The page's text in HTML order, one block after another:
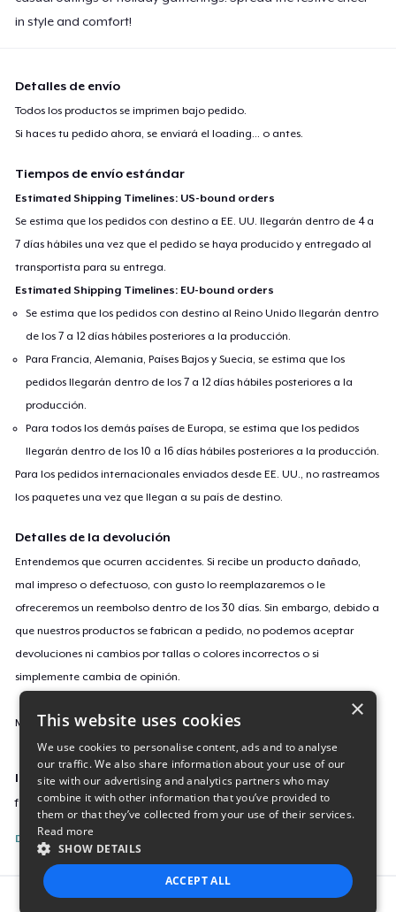
in style and comfort!
Detalles de envío
Todos los productos se imprimen bajo pedido.
Si haces tu pedido ahora, se enviará elloading... o antes.
Tiempos de envío estándar
Estimated Shipping Timelines: US-bound orders
Se estima que los pedidos con destino a EE. UU. llegarán dentro de 4 a
7 días hábiles una vez que el pedido se haya producido y entregado al
transportista para su entrega.
Estimated Shipping Timelines: EU-bound orders
Se estima que los pedidos con destino al Reino Unido llegarán dentro
de los 7 a 12 días hábiles posteriores a la producción.
Para Francia, Alemania, Países Bajos y Suecia, se estima que los
pedidos llegarán dentro de los 7 a 12 días hábiles posteriores a la
producción.
Para todos los demás países de Europa, se estima que los pedidos
llegarán dentro de los 10 a 16 días hábiles posteriores a la producción.
Para los pedidos internacionales enviados desde EE. UU., no rastreamos
los paquetes una vez que llegan a su país de destino.
Detalles de la devolución
Entendemos que ocurren accidentes. Si recibe un producto dañado,
mal impreso o defectuoso, con gusto lo reemplazaremos o le
ofreceremos un reembolso dentro de los 30 días. Sin embargo, debido a
que nuestros productos se fabrican a pedido, no podemos aceptar
devoluciones ni cambios por tallas o colores incorrectos o si
simplemente cambia de opinión.
Más información sobre nuestra política de devoluciones
ID de campaña
festive-wreath-minimalist-t-sh
Denunciar esta listing
×
This website uses cookies
We use cookies to personalise content, ads and to analyse
our traffic. We also share information about your use of our
site with our advertising and analytics partners who may
combine it with other information that you’ve provided to
them or that they’ve collected from your use of their services.
Read more
SHOW DETAILS
ACCEPT ALL